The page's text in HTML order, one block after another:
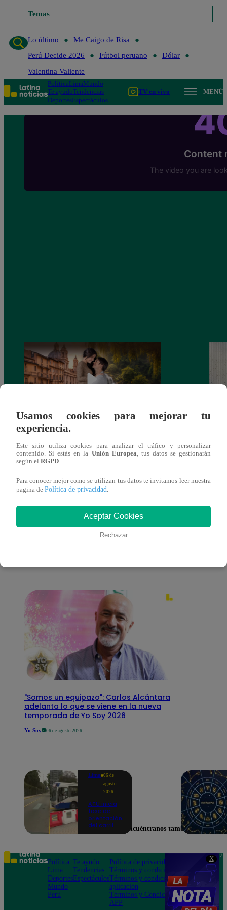
X
Temas
Lo último
Me Caigo de Risa
Perú Decide 2026
Fútbol peruano
Dólar
Valentina Valiente
PolíticaLimaMundo
Te ayudoTendencias
DeportesEspectáculos
TV en vivo MENÚ
eres tú”: una historia de cartas y amor que
lo cambiará todo
También te puede
"Somos un equipazo": Carlos Alcántara
adelanta lo que se viene en la nueva
temporada de Yo Soy 2026
Yo Soy 06 de agosto 2026
Lima 06 de
agosto
2026
ATU inicia
fase de
orientación
del carril
Azul en la
av.
Arequipa |
VIDEO
Usamos cookies para mejorar tu
experiencia.
Este sitio utiliza cookies para analizar el tráfico y personalizar
contenido. Si estás en la Unión Europea , tus datos se gestionarán
según el RGPD
Para conocer mejor como se utilizan tus datos te invitamos leer nuestra
pagina de Política de privacidad
Aceptar Cookies
Rechazar
Encuéntranos también en
Política
Lima
Deportes
Mundo
Perú
Te ayudo
Tendencias
Espectáculos
Política de privacidad
Términos y condiciones
Términos y condiciones
aplicación
Términos y Condiciones
APP
Teléfono: 219
Av. San
Felipe 968
Jesús María